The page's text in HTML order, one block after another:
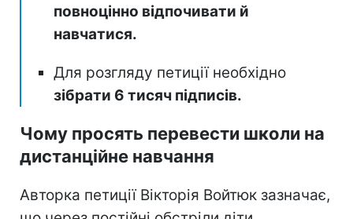
повноцінно відпочивати й
навчатися.
Для розгляду петиції необхідно
зібрати 6 тисяч підписів.
Чому просять перевести школи на
дистанційне навчання
Авторка петиції Вікторія Войтюк зазначає,